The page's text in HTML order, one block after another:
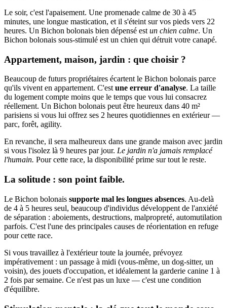
Le soir, c'est l'apaisement. Une promenade calme de 30 à 45
minutes, une longue mastication, et il s'éteint sur vos pieds vers 22
heures. Un Bichon bolonais bien dépensé est un chien calme. Un
Bichon bolonais sous-stimulé est un chien qui détruit votre canapé.
Appartement, maison, jardin : que choisir ?
Beaucoup de futurs propriétaires écartent le Bichon bolonais parce
qu'ils vivent en appartement. C'estune erreur d'analyse. La taille
du logement compte moins que le temps que vous lui consacrez
réellement. Un Bichon bolonais peut être heureux dans 40 m²
parisiens si vous lui offrez ses 2 heures quotidiennes en extérieur —
parc, forêt, agility.
En revanche, il sera malheureux dans une grande maison avec jardin
si vous l'isolez là 9 heures par jour. Le jardin n'a jamais remplacé
l'humain. Pour cette race, la disponibilité prime sur tout le reste.
La solitude : son point faible.
Le Bichon bolonais supporte mal les longues absences. Au-delà
de 4 à 5 heures seul, beaucoup d'individus développent de l'anxiété
de séparation : aboiements, destructions, malpropreté, automutilation
parfois. C'est l'une des principales causes de réorientation en refuge
pour cette race.
Si vous travaillez à l'extérieur toute la journée, prévoyez
impérativement : un passage à midi (vous-même, un dog-sitter, un
voisin), des jouets d'occupation, et idéalement la garderie canine 1 à
2 fois par semaine. Ce n'est pas un luxe — c'est une condition
d'équilibre.